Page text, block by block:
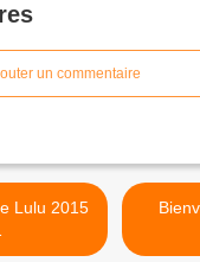
un commentaire